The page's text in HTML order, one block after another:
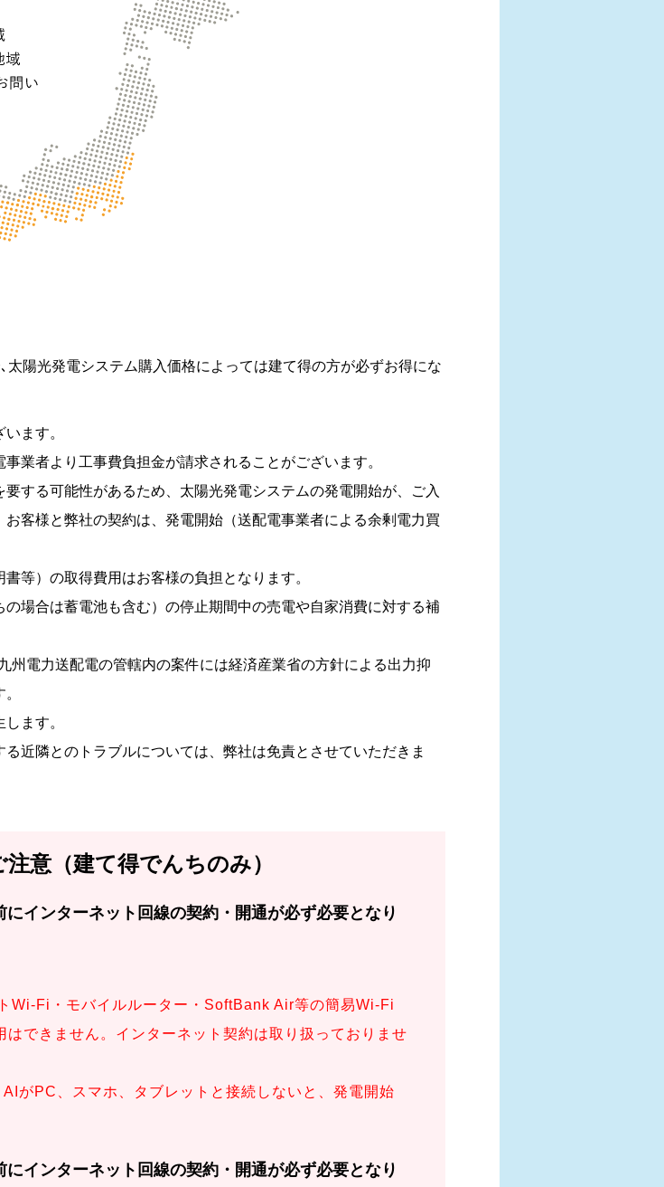
陽光発電システム購入価格によっては建て得の方が必ずお得にな
ます。
業者より⼯事費負担⾦が請求されることがございます。
する可能性があるため、太陽光発電システムの発電開始が、ご⼊
客様と弊社の契約は、発電開始（送配電事業者による余剰電⼒買
等）の取得費⽤はお客様の負担となります。
場合は蓄電池も含む）の停⽌期間中の売電や⾃家消費に対する補
州電力送配電の管轄内の案件には経済産業省の方針による出力抑
ます。
近隣とのトラブルについては、弊社は免責とさせていただきま
注意（建て得でんちのみ）
Wi-Fi・モバイルルーター・SoftBank Air等の簡易Wi-Fi
できません。インターネット契約は取り扱っておりませ
がPC、スマホ、タブレットと接続しないと、発電開始